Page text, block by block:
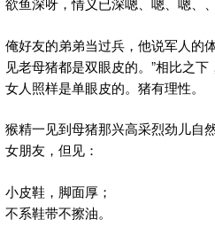
俺好友的弟弟当过兵，他说军人的
见老母猪都是双眼皮的。”相比之
女人照样是单眼皮的。猪有理性。
猴精一见到母猪那兴高采烈劲儿自
女朋友，但见：
小皮鞋，脚面厚；
不系鞋带不擦油。